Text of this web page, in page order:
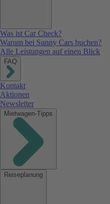
Was ist Car Check?
Warum bei Sunny Cars buchen?
Alle Leistungen auf einen Blick
FAQ
Kontakt
Aktionen
Newsletter
Mietwagen-Tipps
Reiseplanung